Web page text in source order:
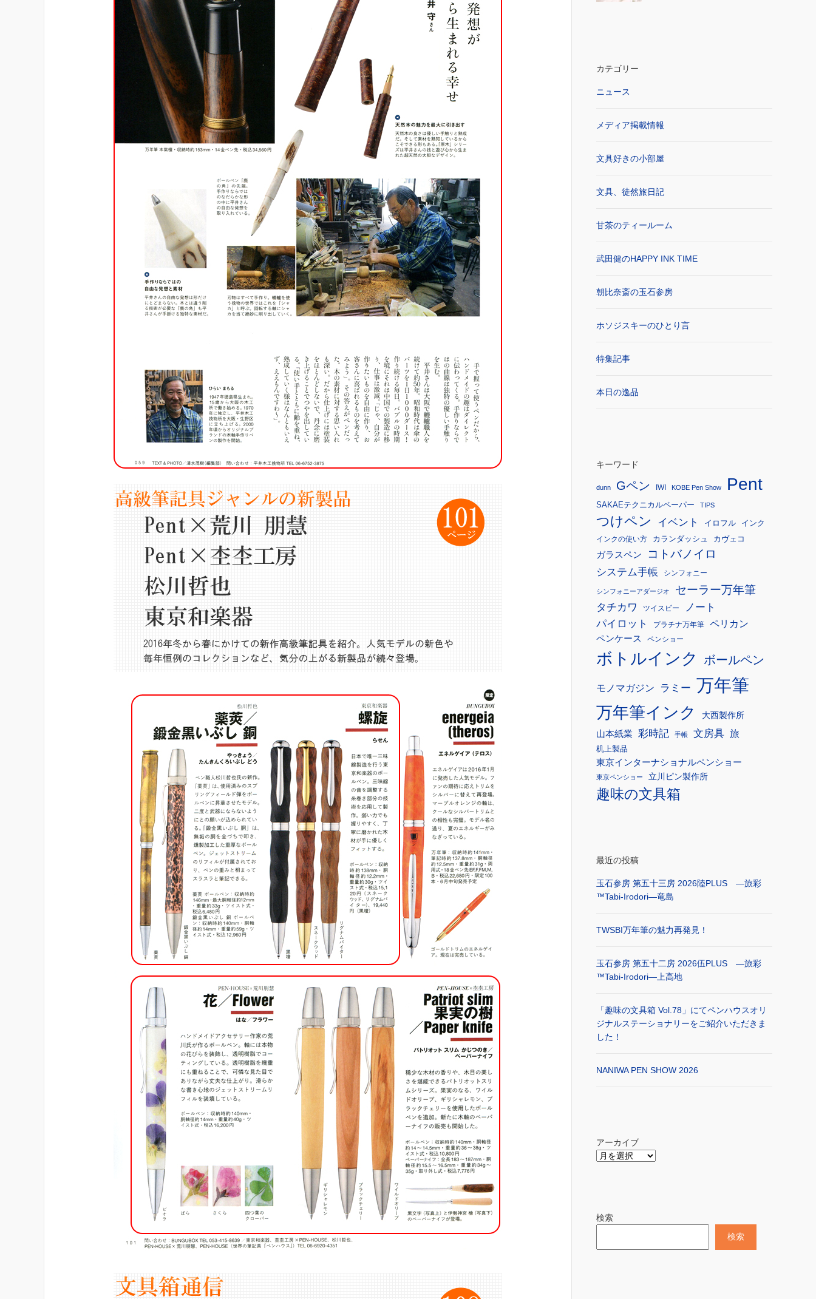
カテゴリー
ニュース
メディア掲載情報
文具好きの小部屋
文具、徒然旅日記
甘茶のティールーム
武田健のHAPPY INK TIME
朝比奈斎の玉石参房
ホソジスキーのひとり言
特集記事
本日の逸品
キーワード
dunn Gペン IWI KOBE Pen Show Pent
SAKAEテクニカルペーパー TIPS
つけペン イベント イロフル インク
インクの使い方 カランダッシュ カヴェコ
ガラスペン コトバノイロ
システム手帳 シンフォニー
シンフォニーアダージオ セーラー万年筆
タチカワ ツイスビー
ノート
パイロット
プラチナ万年筆 ペリカン
ペンケース ペンショー
ボトルインク ボールペン
モノマガジン ラミー 万年筆
万年筆インク
大西製作所
山本紙業
彩時記 手帳 文房具 旅
机上製品
東京インターナショナルペンショー
東京ペンショー 立川ピン製作所
趣味の文具箱
最近の投稿
玉石参房 第五十三房 2026陸PLUS ―旅彩
™Tabi-Irodori―竜島
TWSBI万年筆の魅力再発見！
玉石参房 第五十二房 2026伍PLUS ―旅彩
™Tabi-Irodori―上高地
「趣味の文具箱 Vol.78」にてペンハウスオリ
ジナルステーショナリーをご紹介いただきま
した！
NANIWA PEN SHOW 2026
アーカイブ
検索
検索